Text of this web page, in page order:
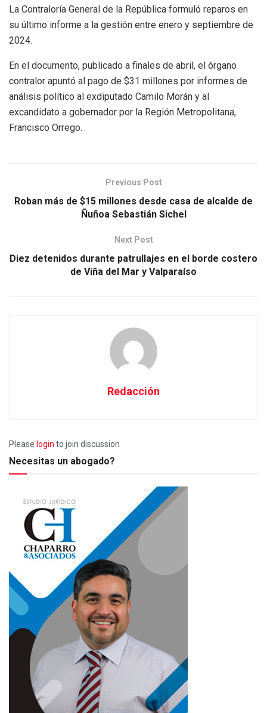
La Contraloría General de la República formuló reparos en
su último informe a la gestión entre enero y septiembre de
2024.
En el documento, publicado a finales de abril, el órgano
contralor apuntó al pago de $31 millones por informes de
análisis político al exdiputado Camilo Morán y al
excandidato a gobernador por la Región Metropolitana,
Francisco Orrego.
Previous Post
Roban más de $15 millones desde casa de alcalde de
Ñuñoa Sebastián Sichel
Next Post
Diez detenidos durante patrullajes en el borde costero
de Viña del Mar y Valparaíso
Redacción
Please login to join discussion
Necesitas un abogado?